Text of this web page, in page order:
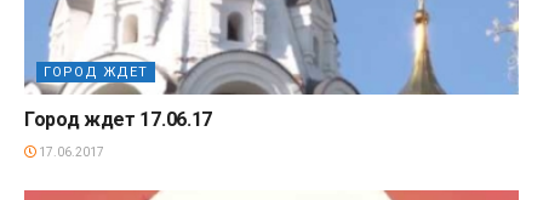
ГОРОД ЖДЕТ
Город ждет 17.06.17
17.06.2017